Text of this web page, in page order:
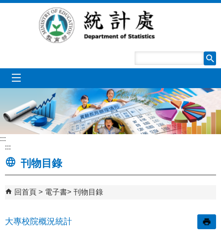
跳到主要內容區塊
:::
:::
刊物目錄
回首頁 電子書 刊物目錄
大專校院概況統計